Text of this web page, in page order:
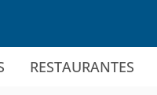
RESTAURANTES